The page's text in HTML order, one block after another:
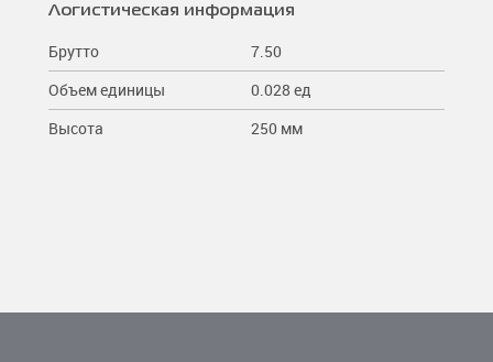
Логистическая информация
Брутто
7.50
Объем единицы
0.028 ед
Высота
250 мм